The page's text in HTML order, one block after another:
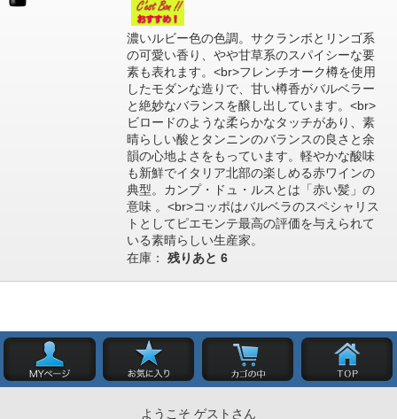
濃いルビー色の色調。サクランボとリンゴ系
の可愛い香り、やや甘草系のスパイシーな要
素も表れます。<br>フレンチオーク樽を使用
したモダンな造りで、甘い樽香がバルベラー
と絶妙なバランスを醸し出しています。<br>
ビロードのような柔らかなタッチがあり、素
晴らしい酸とタンニンのバランスの良さと余
韻の心地よさをもっています。軽やかな酸味
も新鮮でイタリア北部の楽しめる赤ワインの
典型。カンプ・ドュ・ルスとは「赤い髪」の
意味 。<br>コッポはバルベラのスペシャリス
トとしてピエモンテ最高の評価を与えられて
いる素晴らしい生産家。
在庫： 残りあと 6
ようこそ ゲストさん